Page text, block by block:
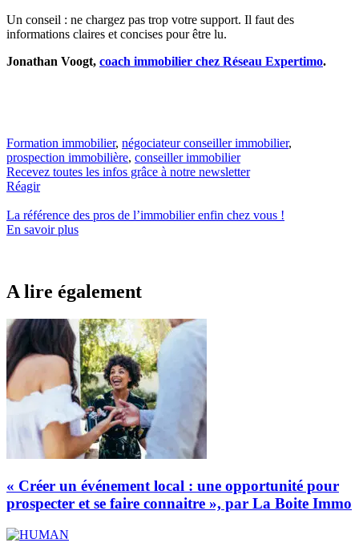
Un conseil : ne chargez pas trop votre support. Il faut des
informations claires et concises pour être lu.
Jonathan Voogt, coach immobilier chez Réseau Expertimo.
Formation immobilier, négociateur conseiller immobilier,
prospection immobilière, conseiller immobilier
Recevez toutes les infos grâce à notre newsletter
Réagir
La référence des pros de l’immobilierenfin chez vous !
En savoir plus
A lire également
« Créer un événement local : une opportunité pour
prospecter et se faire connaitre », par La Boite Immo